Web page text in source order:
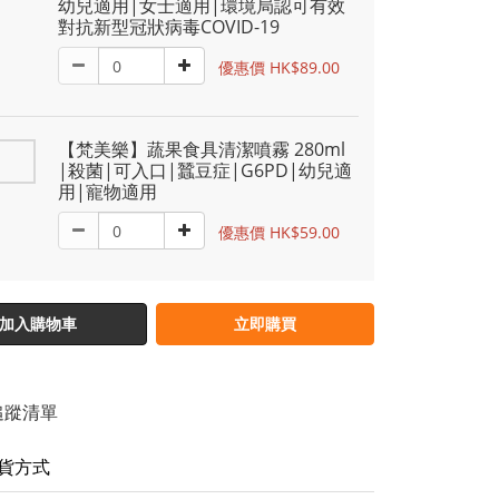
幼兒適用|女士適用|環境局認可有效
對抗新型冠狀病毒COVID-19
優惠價 HK$89.00
【梵美樂】蔬果食具清潔噴霧 280ml
|殺菌|可入口|蠶豆症|G6PD|幼兒適
用|寵物適用
優惠價 HK$59.00
加入購物車 立即購買
清單
方式